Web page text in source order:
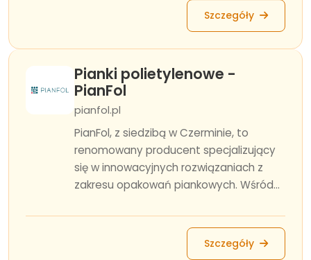
Szczegóły
Pianki polietylenowe -
PianFol
pianfol.pl
PianFol, z siedzibą w Czerminie, to
renomowany producent specjalizujący
się w innowacyjnych rozwiązaniach z
zakresu opakowań piankowych. Wśród...
Szczegóły